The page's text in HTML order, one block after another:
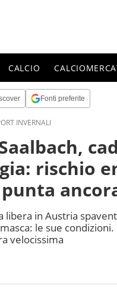
CALCIO
Fonti preferite
INVERNALI
rischio
libera in Austria
le sue
velocissima